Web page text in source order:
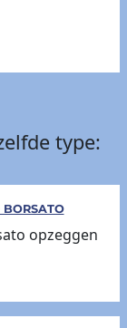
type: